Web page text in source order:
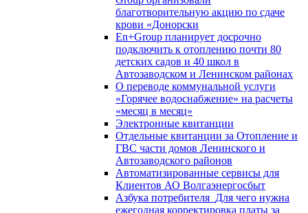
благотворительную акцию по сдаче
крови «Донорски
En+Group планирует досрочно
подключить к отоплению почти 80
детских садов и 40 школ в
Автозаводском и Ленинском районах
О переводе коммунальной услуги
«Горячее водоснабжение» на расчеты
«месяц в месяц»
Электронные квитанции
Отдельные квитанции за Отопление и
ГВС части домов Ленинского и
Автозаводского районов
Автоматизированные сервисы для
Клиентов АО Волгаэнергосбыт
Азбука потребителя_Для чего нужна
ежегодная корректировка платы за